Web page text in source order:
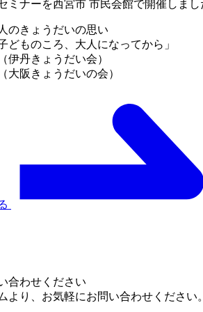
ミナーを西宮市 市民会館で開催しまし
のきょうだいの思い
、大人になってから」
丹きょうだい会）
きょうだいの会）
合わせください
より、 お気軽にお問い合わせください